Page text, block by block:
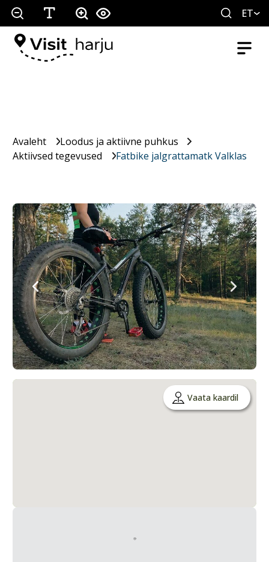
ET
Avaleht
Loodus ja aktiivne puhkus
Aktiivsed tegevused
Fatbike jalgrattamatk Valklas
Vaata kaardil